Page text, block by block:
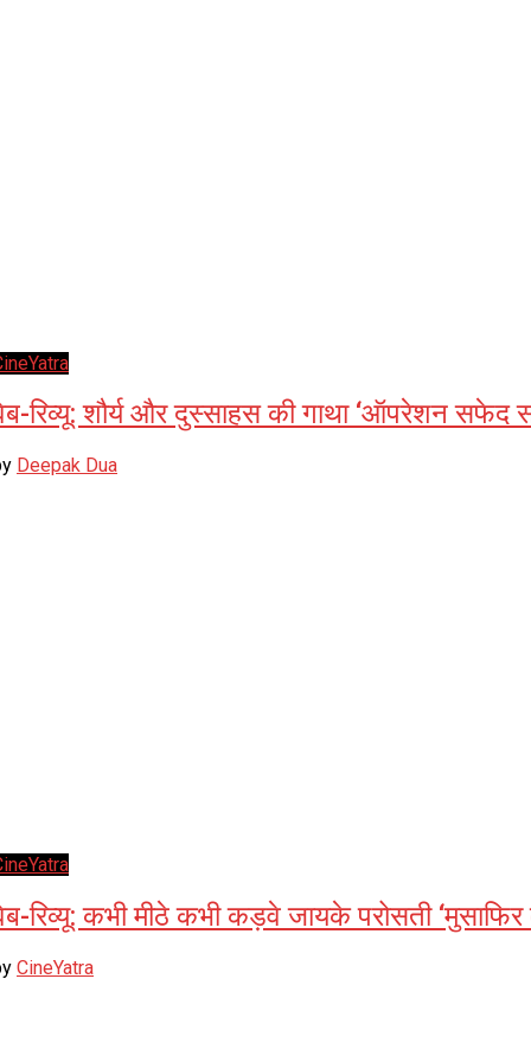
रिव्यू: शौर्य और दुस्साहस की गाथा ‘ऑपरेशन सफेद
Deepak Dua
रिव्यू: कभी मीठे कभी कड़वे जायके परोसती
CineYatra